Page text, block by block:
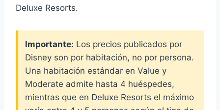
Deluxe Resorts.
Importante: Los precios publicados por
Disney son por habitación, no por persona.
Una habitación estándar en Value y
Moderate admite hasta 4 huéspedes,
mientras que en Deluxe Resorts el máximo